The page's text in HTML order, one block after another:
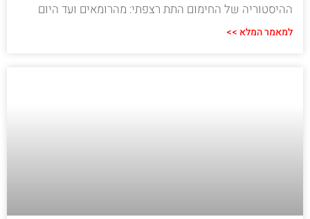
ההיסטוריה של החימום התת רצפתי: מהרומאים ועד היום
למאמר המלא >>